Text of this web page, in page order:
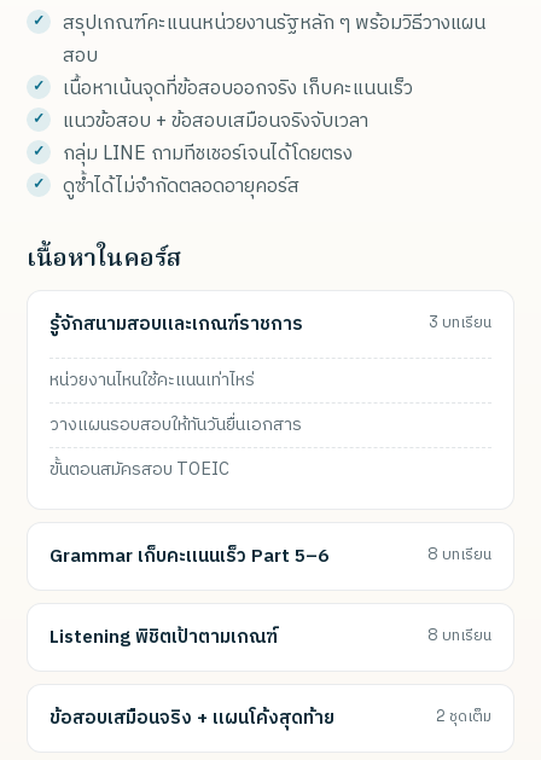
สรุปเกณฑ์คะแนนหน่วยงานรัฐหลัก ๆ พร้อมวิธีวางแผน
สอบ
เนื้อหาเน้นจุดที่ข้อสอบออกจริง เก็บคะแนนเร็ว
แนวข้อสอบ + ข้อสอบเสมือนจริงจับเวลา
กลุ่ม LINE ถามทีชเชอร์เจนได้โดยตรง
ดูซ้ำได้ไม่จำกัดตลอดอายุคอร์ส
เนื้อหาในคอร์ส
รู้จักสนามสอบและเกณฑ์ราชการ 3 บทเรียน
หน่วยงานไหนใช้คะแนนเท่าไหร่
วางแผนรอบสอบให้ทันวันยื่นเอกสาร
ขั้นตอนสมัครสอบ TOEIC
Grammar เก็บคะแนนเร็ว Part 5–6 8 บทเรียน
Listening พิชิตเป้าตามเกณฑ์ 8 บทเรียน
ข้อสอบเสมือนจริง + แผนโค้งสุดท้าย 2 ชุดเต็ม